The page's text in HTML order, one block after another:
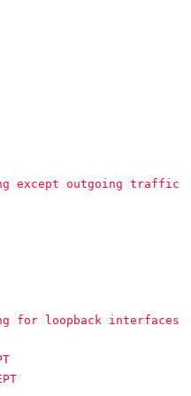
except outgoing traffic
for loopback interfaces